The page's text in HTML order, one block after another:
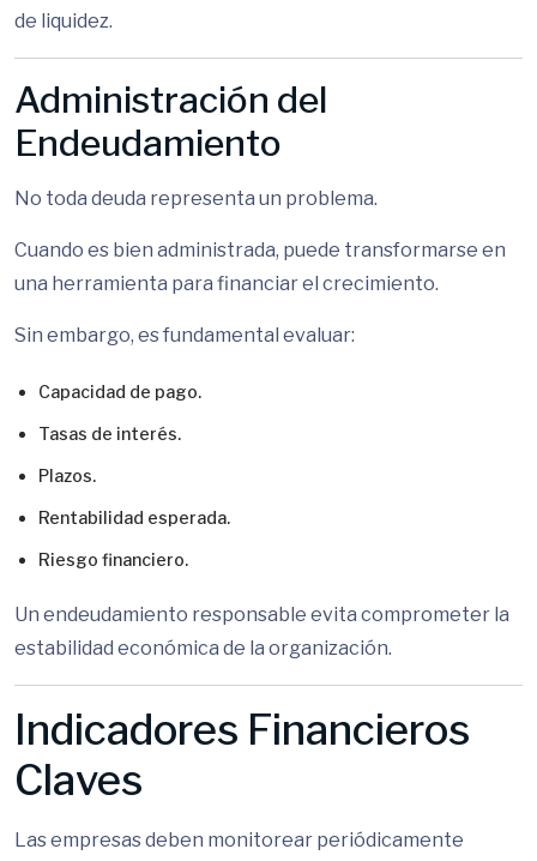
de liquidez.
Administración del
Endeudamiento
No toda deuda representa un problema.
Cuando es bien administrada, puede transformarse en
una herramienta para financiar el crecimiento.
Sin embargo, es fundamental evaluar:
Capacidad de pago.
Tasas de interés.
Plazos.
Rentabilidad esperada.
Riesgo financiero.
Un endeudamiento responsable evita comprometer la
estabilidad económica de la organización.
Indicadores Financieros
Claves
Las empresas deben monitorear periódicamente